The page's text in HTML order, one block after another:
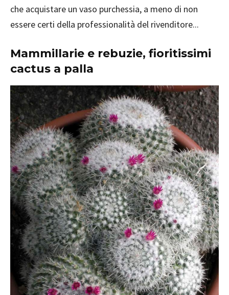
che acquistare un vaso purchessia, a meno di non
essere certi della professionalità del rivenditore...
Mammillarie e rebuzie, fioritissimi
cactus a palla